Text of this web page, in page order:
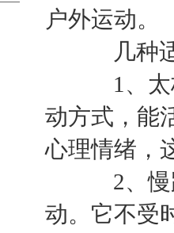
户外运动。
几种适
1、太极
动方式，能
心理情绪，
2、慢跑
动。它不受